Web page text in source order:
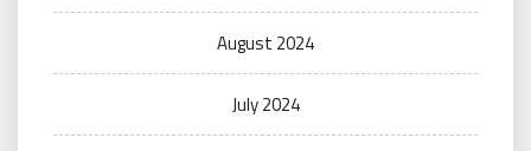
August 2024
July 2024